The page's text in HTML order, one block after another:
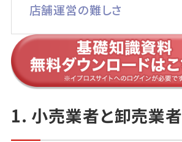
店舗運営の難しさ
1. 小売業者と卸売業者